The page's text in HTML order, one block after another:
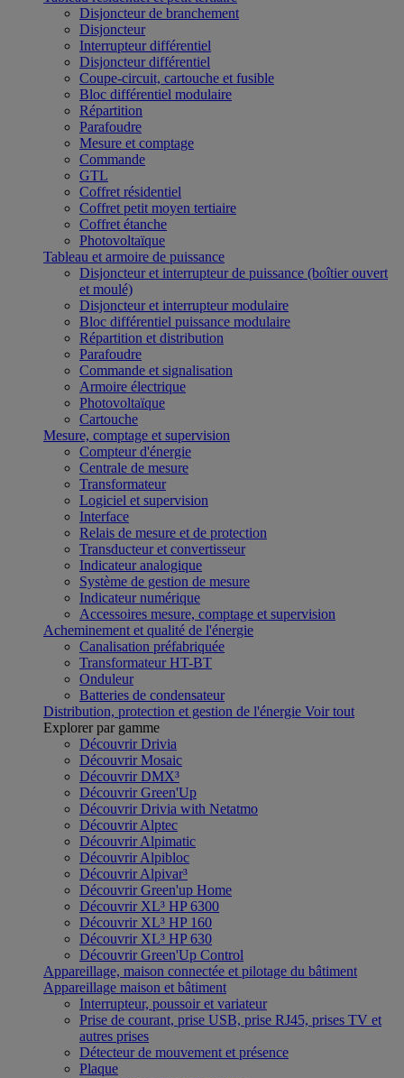
Disjoncteur de branchement
Disjoncteur
Interrupteur différentiel
Disjoncteur différentiel
Coupe-circuit, cartouche et fusible
Bloc différentiel modulaire
Répartition
Parafoudre
Mesure et comptage
Commande
GTL
Coffret résidentiel
Coffret petit moyen tertiaire
Coffret étanche
Photovoltaïque
Tableau et armoire de puissance
Disjoncteur et interrupteur de puissance (boîtier ouvert
et moulé)
Disjoncteur et interrupteur modulaire
Bloc différentiel puissance modulaire
Répartition et distribution
Parafoudre
Commande et signalisation
Armoire électrique
Photovoltaïque
Cartouche
Mesure, comptage et supervision
Compteur d'énergie
Centrale de mesure
Transformateur
Logiciel et supervision
Interface
Relais de mesure et de protection
Transducteur et convertisseur
Indicateur analogique
Système de gestion de mesure
Indicateur numérique
Accessoires mesure, comptage et supervision
Acheminement et qualité de l'énergie
Canalisation préfabriquée
Transformateur HT-BT
Onduleur
Batteries de condensateur
Distribution, protection et gestion de l'énergie Voir tout
Explorer par gamme
Découvrir Drivia
Découvrir Mosaic
Découvrir DMX³
Découvrir Green'Up
Découvrir Drivia with Netatmo
Découvrir Alptec
Découvrir Alpimatic
Découvrir Alpibloc
Découvrir Alpivar³
Découvrir Green'up Home
Découvrir XL³ HP 6300
Découvrir XL³ HP 160
Découvrir XL³ HP 630
Découvrir Green'Up Control
Appareillage, maison connectée et pilotage du bâtiment
Appareillage maison et bâtiment
Interrupteur, poussoir et variateur
Prise de courant, prise USB, prise RJ45, prises TV et
autres prises
Détecteur de mouvement et présence
Plaque